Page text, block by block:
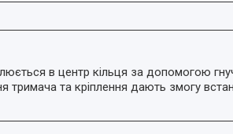
в центр кільця за допомогою
тримача та кріплення дають змогу